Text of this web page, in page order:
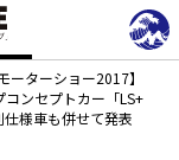
ーターショー2017】
ンセプトカー「LS+
様車も併せて発表